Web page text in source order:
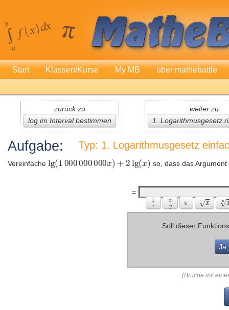
Start Klassen/Kurse My MB über mathebattle
zurück zu
log im Interval bestimmen
weiter zu
1. Logarithmusgesetz
Aufgabe: Typ: 1. Logarithmusgesetz
Vereinfache so, dass das
=
Soll dieser
(Brüche mit